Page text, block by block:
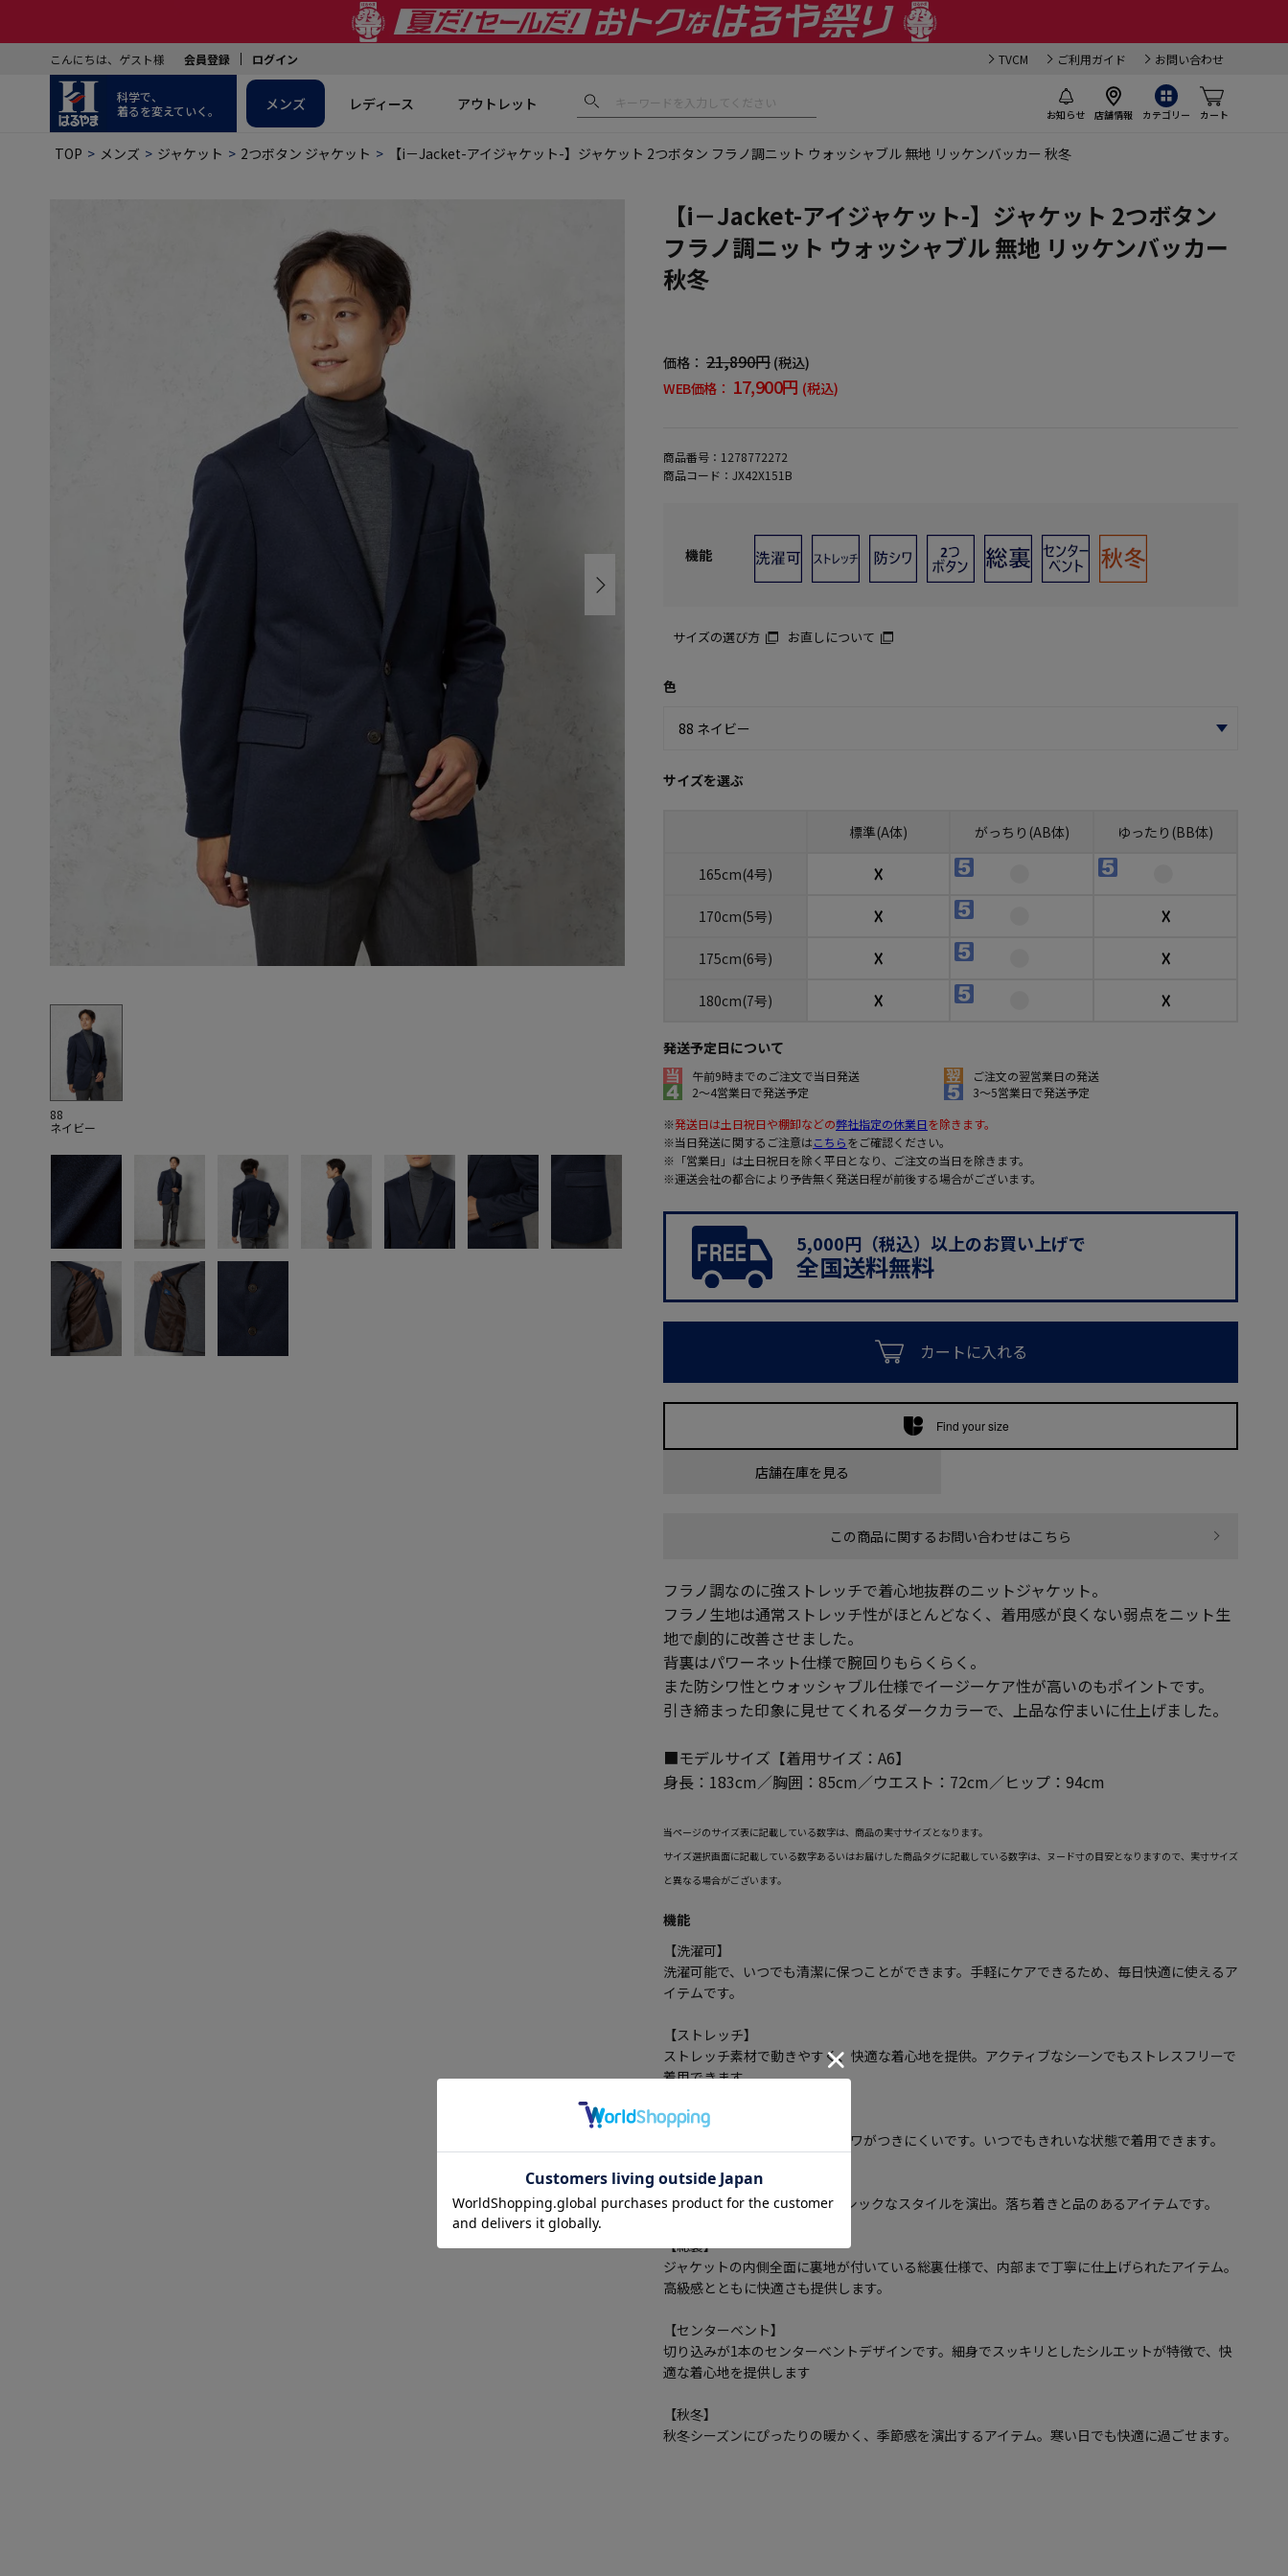
こんにちは、ゲスト様 会員登録 ログイン TVCM ご利用ガイド お問い合わせ
科学で、
着るを変えていく。
お知らせ 店舗情報 カテゴリー カート
メンズ レディース アウトレット
TOP メンズ ジャケット 2つボタン ジャケット 【i－Jacket-アイジャケット-】ジャケット 2つボタン フラノ調ニット ウォッシャブル 無地 リッケンバッカー 秋冬
88
ネイビー
【i－Jacket-アイジャケット-】ジャケット 2つボタン
フラノ調ニット ウォッシャブル 無地 リッケンバッカー
秋冬
価格： 21,890円 (税込)
WEB価格： 17,900円 (税込)
商品番号： 1278772272
商品コード： JX42X151B
機能
サイズの選び方 お直しについて
色
サイズを選ぶ
標準(A体) がっちり(AB体) ゆったり(BB体)
165cm(4号) ☓
170cm(5号) ☓ ☓
175cm(6号) ☓ ☓
180cm(7号) ☓ ☓
発送予定日について
午前9時までのご注文で当日発送
ご注文の翌営業日の発送
2～4営業日で発送予定
3～5営業日で発送予定
※発送日は土日祝日や棚卸などの弊社指定の休業日を除きます。
※当日発送に関するご注意はこちらをご確認ください。
※「営業日」は土日祝日を除く平日となり、ご注文の当日を除きます。
※運送会社の都合により予告無く発送日程が前後する場合がございます。
5,000円（税込）以上のお買い上げで
全国送料無料
カートに入れる
Find your size
店舗在庫を見る
この商品に関するお問い合わせはこちら
フラノ調なのに強ストレッチで着心地抜群のニットジャケット。
フラノ生地は通常ストレッチ性がほとんどなく、着用感が良くない弱点をニット生
地で劇的に改善させました。
背裏はパワーネット仕様で腕回りもらくらく。
また防シワ性とウォッシャブル仕様でイージーケア性が高いのもポイントです。
引き締まった印象に見せてくれるダークカラーで、上品な佇まいに仕上げました。
■モデルサイズ【着用サイズ：A6】
身長：183cm／胸囲：85cm／ウエスト：72cm／ヒップ：94cm
当ページのサイズ表に記載している数字は、商品の実寸サイズとなります。
サイズ選択画面に記載している数字あるいはお届けした商品タグに記載している数字は、ヌード寸の目安となりますので、実寸サイズ
と異なる場合がございます。
機能
【洗濯可】
洗濯可能で、いつでも清潔に保つことができます。手軽にケアできるため、毎日快適に使えるア
イテムです。
【ストレッチ】
ストレッチ素材で動きやすく、快適な着心地を提供。アクティブなシーンでもストレスフリーで
着用できます。
【防シワ】
防シワ機能があり、洗濯後もシワがつきにくいです。いつでもきれいな状態で着用できます。
【2つボタン】
2つボタンのデザインで、クラシックなスタイルを演出。落ち着きと品のあるアイテムです。
【総裏】
ジャケットの内側全面に裏地が付いている総裏仕様で、内部まで丁寧に仕上げられたアイテム。
高級感とともに快適さも提供します。
【センターベント】
切り込みが1本のセンターベントデザインです。細身でスッキリとしたシルエットが特徴で、快
適な着心地を提供します
【秋冬】
秋冬シーズンにぴったりの暖かく、季節感を演出するアイテム。寒い日でも快適に過ごせます。